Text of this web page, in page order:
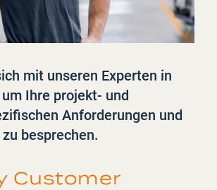
mit unseren Experten in
Ihre projekt- und
Anforderungen und
besprechen.
Customer